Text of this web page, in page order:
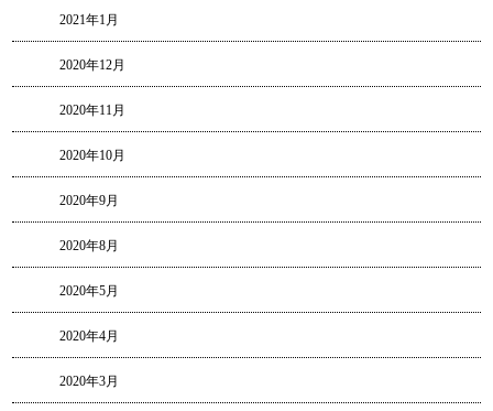
2021年1月
2020年12月
2020年11月
2020年10月
2020年9月
2020年8月
2020年5月
2020年4月
2020年3月